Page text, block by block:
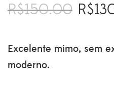
R$150.00
O
era:
R$
Excelente mimo, sem
moderno.